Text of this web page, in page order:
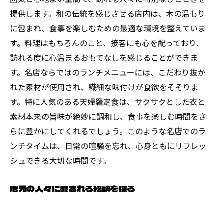
提供します。和の伝統を感じさせる店内は、木の温もり
に包まれ、食事を楽しむための最適な環境を整えていま
す。料理はもちろんのこと、接客にも心を配っており、
訪れる度に心温まるおもてなしを感じることができま
す。名店ならではのランチメニューには、こだわり抜か
れた素材が使用され、繊細な味付けが食欲をそそりま
す。特に人気のある天婦羅定食は、サクサクとした衣と
素材本来の旨味が絶妙に調和し、食事を楽しむ時間をさ
らに豊かにしてくれるでしょう。このような名店でのラ
ンチタイムは、日常の喧騒を忘れ、心身ともにリフレッ
シュできる大切な時間です。
地元の人々に愛される秘訣を探る